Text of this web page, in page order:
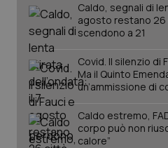
Caldo, segnali di
agosto restano 26
scendono a 21
Covid. Il silenzio di
Ma il Quinto
un’ammissione di
Caldo estremo,
corpo può non
calore”